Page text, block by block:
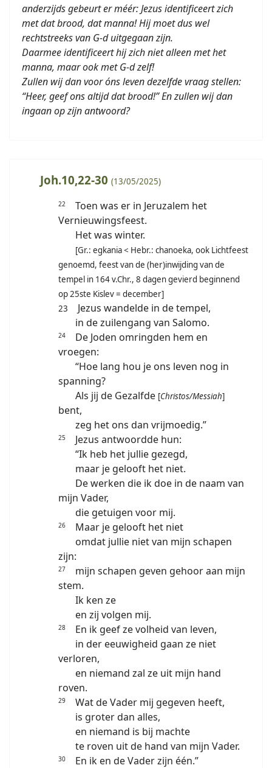
anderzijds gebeurt er méér: Jezus identificeert zich
met dat brood, dat manna! Hij moet dus wel
rechtstreeks van G-d uitgegaan zijn.
Daarmee identificeert hij zich niet alleen met het
manna, maar ook met G-d zelf!
Zullen wij dan voor óns leven dezelfde vraag stellen:
“Heer, geef ons altijd dat brood!” En zullen wij dan
ingaan op zijn antwoord?
Joh.10,22-30 (13/05/2025)
22
Toen was er in Jeruzalem het
Vernieuwingsfeest.
Het was winter.
[Gr.: egkania < Hebr.: chanoeka, ook Lichtfeest
genoemd, feest van de (her)inwijding van de
tempel in 164 v.Chr., 8 dagen gevierd beginnend
op 25ste Kislev = december]
23
Jezus wandelde in de tempel,
in de zuilengang van Salomo.
24
De Joden omringden hem en
vroegen:
“Hoe lang hou je ons leven nog in
spanning?
Als jij de Gezalfde [Christos/Messiah]
bent,
zeg het ons dan vrijmoedig.”
25
Jezus antwoordde hun:
“Ik heb het jullie gezegd,
maar je gelooft het niet.
De werken die ik doe in de naam van
mijn Vader,
die getuigen voor mij.
26
Maar je gelooft het niet
omdat jullie niet van mijn schapen
zijn:
27
mijn schapen geven gehoor aan mijn
stem.
Ik ken ze
en zij volgen mij.
28
En ik geef ze volheid van leven,
in der eeuwigheid gaan ze niet
verloren,
en niemand zal ze uit mijn hand
roven.
29
Wat de Vader mij gegeven heeft,
is groter dan alles,
en niemand is bij machte
te roven uit de hand van mijn Vader.
30
En ik en de Vader zijn één.”